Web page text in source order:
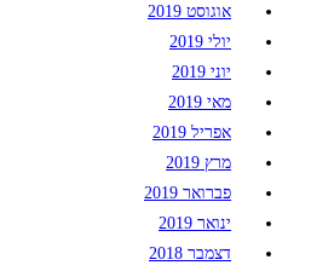
אוגוסט 2019
יולי 2019
יוני 2019
מאי 2019
אפריל 2019
מרץ 2019
פברואר 2019
ינואר 2019
דצמבר 2018